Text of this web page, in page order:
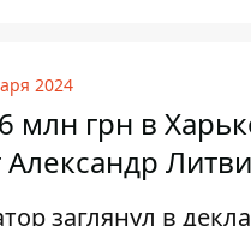
2024
млн грн в
Александр
заглянул в